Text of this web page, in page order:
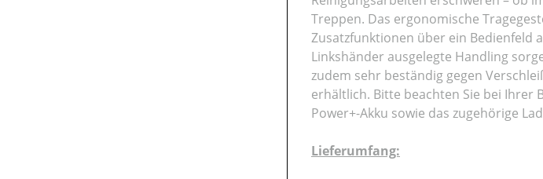
Treppen. Das ergonomische
Zusatzfunktionen über ein Bedienfeld
Linkshänder ausgelegte Handling
zudem sehr beständig gegen
erhältlich. Bitte beachten Sie bei Ihrer
Power+-Akku sowie das zugehörige
Lieferumfang: